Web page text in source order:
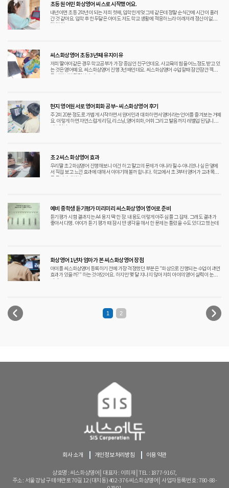
초등 원어민 화상영어 씨스로 시작했어요.
내년이면 초등 2학년이 되는 저희 첫째, 입학한게 엊그제 같은데 정말 순식간에 시간이 흘러
간 것 같아요. 입학 후 한두달은 아이도 저도 학교 생활에 적응하느라 이래저래 정신이 없었
씨스화상영어 초등 3년째 유지이유
저희 딸아이같은 경우 학교공부가 가장 중심인 친구인데요. 사교육의 힘을 어느정도 받고 있
는 것은 영어예요. 씨스화상영어 진행 3년째인데요. 씨스화상영어 수업할때 잠깐잠깐 찍어
현지 영어원서로 영어회화 공부~ 씨스화상영어 후기
주 2회 20분 정도로 가볍게 시작하면서 원어민과 대화하면서 영어라는 언어를 즐겨보는 거예
요. 이렇게 하면 자연스럽게 리딩, 리스닝, 영어회화, 어휘 그리고 발음까지 레벨업 된답니다.
초 2 씨스 화상영어 효과
우리딸 초 2 화상영어 진행해보니 이건 하고 말고의 문제가 아니라 필수 아니였나 싶은 옆에
서 직접 보고 느낀 효과에 대해서 이야기해볼까 합니다. 학교에서 초 3부터 영어가 교과목으
예비 중학생 듣기평가 미리미리 씨스화상영어 영어로 준비
듣기평가 시험 결과지는 A4 용지 딱 한 장. 내용도 이렇게 아주 심플 그 잡채. 그래도 결과가
좋아서 다행. 아이가 듣기 평가 때 잠시 딴 생각을 해서 한 문제는 틀렸을 수도 있다고 했는데
화상영어 1년차 엄마가 본 씨스화상영어 장점
아이를 씨스화상영어 등록하기 전에 가장 걱정했던 부분은 "화상으로 진행되는 수업이 과연
효과가 있을까? " 하는 것이었어요. 하지만 몇 달 지나지 않아 저희 아이의 영어 실력이 눈에
1 2
회사 소개 개인정보 처리방침 이용 약관
상호명 : 씨스화상영어│대표자 : 이희재│TEL : 1877-9167,
주소 : 서울 강남구 테헤란로 70길 12 (대치동) 402-376 씨스화상영어│사업자등록번호 : 780-88-